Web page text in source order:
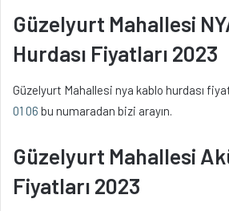
Güzelyurt Mahallesi
Hurdası Fiyatları 2023
Güzelyurt Mahallesi nya kablo hurdası
01 06 bu numaradan bizi arayın.
Güzelyurt Mahallesi
Fiyatları 2023